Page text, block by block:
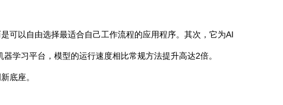
可以自由选择最适合自己工作流程的应用程序。其次，它为AI
学习平台，模型的运行速度相比常规方法提升高达2倍。
底座。